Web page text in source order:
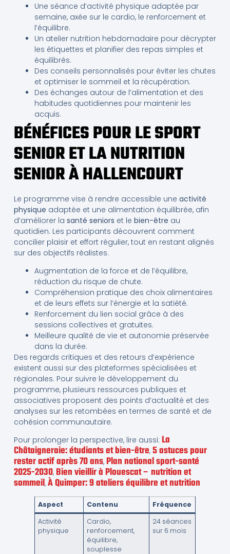
Une séance d’activité physique adaptée par
semaine, axée sur le cardio, le renforcement et
l’équilibre.
Un atelier nutrition hebdomadaire pour décrypter
les étiquettes et planifier des repas simples et
équilibrés.
Des conseils personnalisés pour éviter les chutes
et optimiser le sommeil et la récupération.
Des échanges autour de l’alimentation et des
habitudes quotidiennes pour maintenir les
acquis.
BÉNÉFICES POUR LE SPORT
SENIOR ET LA NUTRITION
SENIOR À HALLENCOURT
Le programme vise à rendre accessible une activité
physique adaptée et une alimentation équilibrée, afin
d’améliorer la santé seniors et le bien-être au
quotidien. Les participants découvrent comment
concilier plaisir et effort régulier, tout en restant alignés
sur des objectifs réalistes.
Augmentation de la force et de l’équilibre,
réduction du risque de chute.
Compréhension pratique des choix alimentaires
et de leurs effets sur l’énergie et la satiété.
Renforcement du lien social grâce à des
sessions collectives et gratuites.
Meilleure qualité de vie et autonomie préservée
dans la durée.
Des regards critiques et des retours d’expérience
existent aussi sur des plateformes spécialisées et
régionales. Pour suivre le développement du
programme, plusieurs ressources publiques et
associatives proposent des points d’actualité et des
analyses sur les retombées en termes de santé et de
cohésion communautaire.
Pour prolonger la perspective, lire aussi: La
Châtaigneraie: étudiants et bien-être, 5 astuces pour
rester actif après 70 ans, Plan national sport-santé
2025-2030, Bien vieillir à Plouescat – nutrition et
sommeil, À Quimper: 9 ateliers équilibre et nutrition
Aspect Contenu
Fréquence
Activité
physique
Cardio,
renforcement,
équilibre,
souplesse
24 séances
sur 6 mois